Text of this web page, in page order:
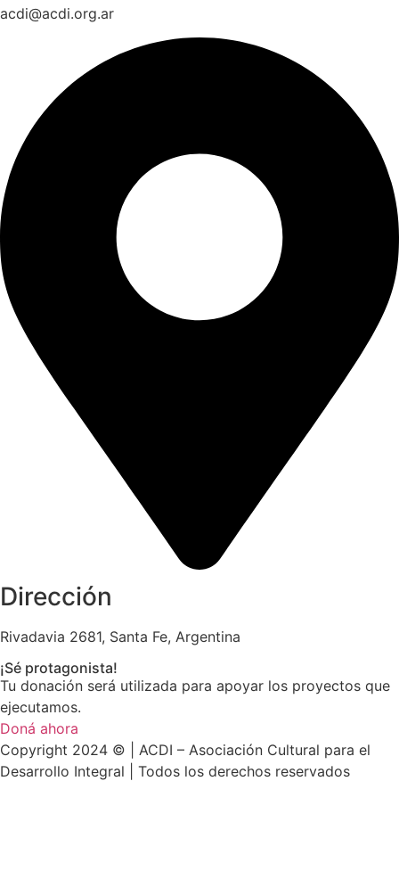
acdi@acdi.org.ar
Dirección
Rivadavia 2681, Santa Fe, Argentina
¡Sé protagonista!
Tu donación será utilizada para apoyar los proyectos que
ejecutamos.
Doná ahora
Copyright 2024 © | ACDI – Asociación Cultural para el
Desarrollo Integral | Todos los derechos reservados